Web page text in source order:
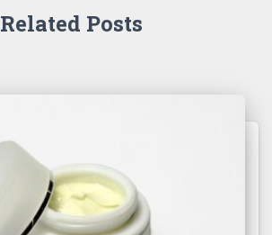
Related Posts